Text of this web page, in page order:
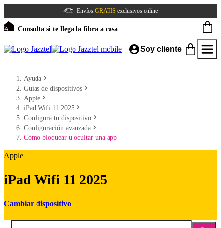
Envíos GRATIS exclusivos online
Consulta si te llega la fibra a casa
Soy cliente
Ayuda
Guías de dispositivos
Apple
iPad Wifi 11 2025
Configura tu dispositivo
Configuración avanzada
Cómo bloquear u ocultar una app
Apple
iPad Wifi 11 2025
Cambiar dispositivo